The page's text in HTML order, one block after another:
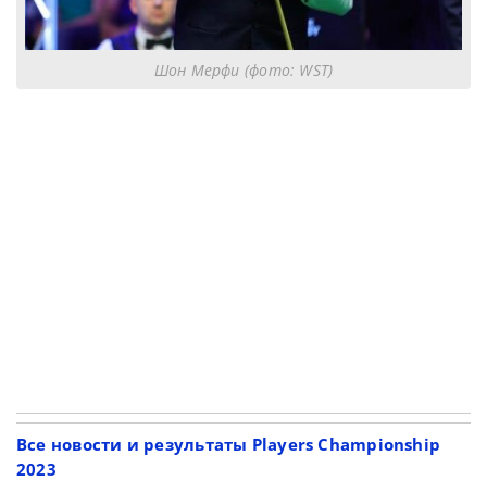
Шон Мерфи (фото: WST)
Все новости и результаты Players Championship
2023